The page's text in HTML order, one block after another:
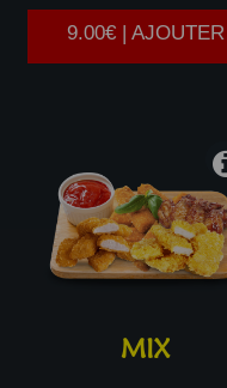
9.00€ | AJOUTER
MIX